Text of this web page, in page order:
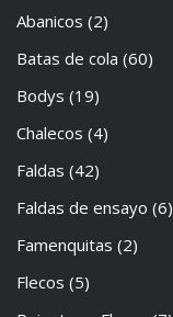
Abanicos (2)
Batas de cola (60)
Bodys (19)
Chalecos (4)
Faldas (42)
Faldas de ensayo (6)
Famenquitas (2)
Flecos (5)